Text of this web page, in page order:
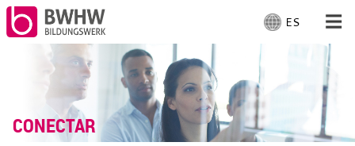
S
e
l
e
c
c
i
ES
CONECTAR
Para las personas
Para empresas